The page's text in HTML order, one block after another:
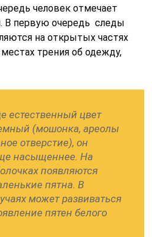
человек отмечает
В первую очередь следы
на открытых частях
трения об одежду,
естественный цвет
(мошонка, ареолы
отверстие), он
насыщеннее. На
появляются
пятна. В
может развиваться
пятен белого